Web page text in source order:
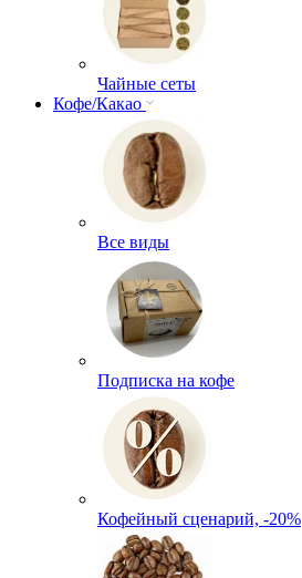
Чайные сеты
Кофе/Какао
Все виды
Подписка на кофе
Кофейный сценарий, -20%